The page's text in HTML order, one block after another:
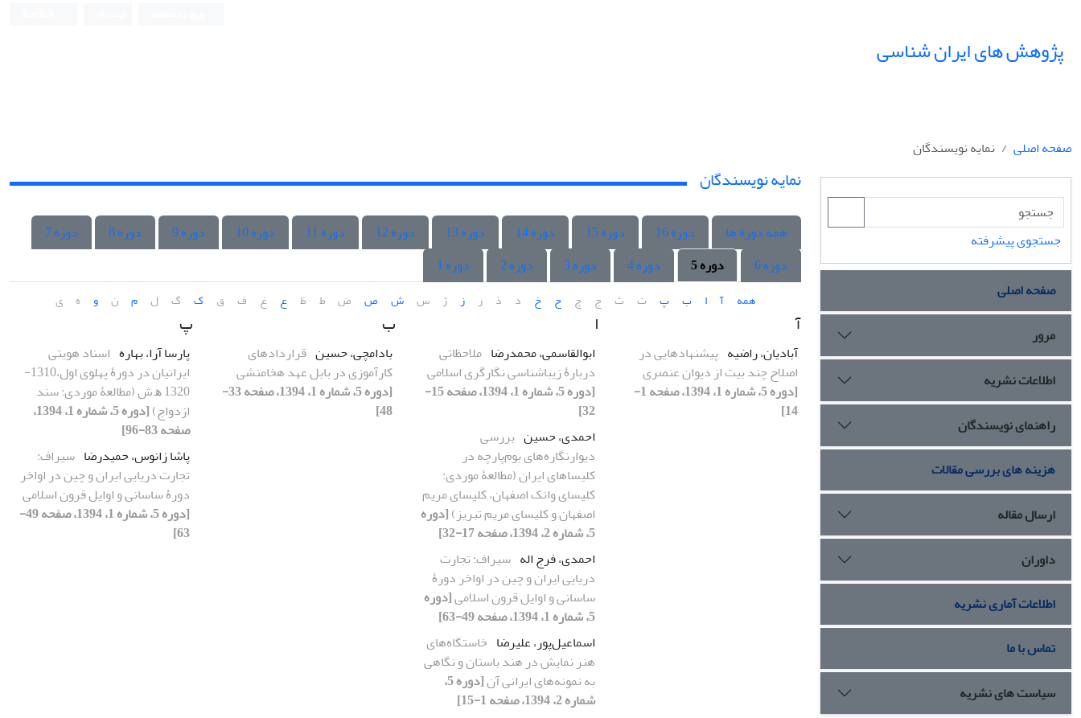
پژوهش های ایران شناسی
صفحه اصلی نمایه نویسندگان
جستجوی پیشرفته
صفحه اصلی
مرور
اطلاعات نشریه
راهنمای نویسندگان
هزینه های بررسی مقالات
ارسال مقاله
داوران
اطلاعات آماری نشریه
تماس با ما
سیاست های نشریه
نمایه نویسندگان
همه دوره ها دوره 16 دوره 15 دوره 14 دوره 13 دوره 12 دوره 11 دوره 10 دوره 9 دوره 8
دوره 7
دوره 6
دوره 5 دوره 4 دوره 3 دوره 2 دوره 1
همه آ ا ب پ ت ث ج چ ح خ د ذ ر ز ژ س ش ص ض ط ظ ع غ ف ق ک گ ل م ن و ه ی
آ
آبادیان، راضیه پیشنهادهایی در
اصلاح چند بیت‌ از دیوان عنصری
[دوره 5، شماره 1، 1394، صفحه 1-
14]
ا
ابوالقاسمی، محمدرضا ملاحظاتی
دربارۀ زیباشناسی نگارگری اسلامی
[دوره 5، شماره 1، 1394، صفحه 15-
32]
احمدی، حسین بررسی
دیوارنگاره‌های بوم‌پارچه‌ در
کلیساهای ایران (مطالعۀ موردی:
کلیسای وانک اصفهان، کلیسای مریم
اصفهان و کلیسای مریم تبریز)[دوره
5، شماره 2، 1394، صفحه 17-32]
احمدی، فرج اله سیراف: تجارت
دریایی ایران و چین در اواخر دورۀ
ساسانی و اوایل قرون اسلامی[دوره
5، شماره 1، 1394، صفحه 49-63]
اسماعیل‌پور، علیرضا خاستگاه‌های
هنر نمایش در هند باستان و نگاهی
به نمونه‌های ایرانی آن
[دوره 5،
شماره 2، 1394، صفحه 1-15]
ب
بادامچی، حسین قراردادهای
کارآموزی در بابل عهد هخامنشی
[دوره 5، شماره 1، 1394، صفحه 33-
48]
پ
پارسا آرا، بهاره اسناد هویتی
ایرانیان در دورۀ پهلوی اول،1310-
1320 ﻫ.ش (مطالعۀ موردی: سند
ازدواج)
[دوره 5، شماره 1، 1394،
صفحه 83-96]
پاشا زانوس، حمیدرضا سیراف:
تجارت دریایی ایران و چین در اواخر
دورۀ ساسانی و اوایل قرون اسلامی
[دوره 5، شماره 1، 1394، صفحه 49-
63]